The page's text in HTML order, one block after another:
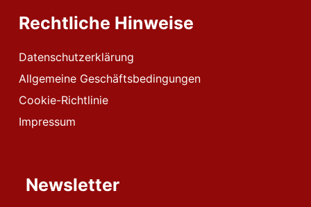
Rechtliche Hinweise
Datenschutzerklärung
Allgemeine Geschäftsbedingungen
Cookie-Richtlinie
Impressum
Newsletter